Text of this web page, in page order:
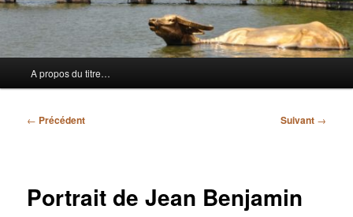
principal
A propos du titre…
Navigation
← Précédent Suivant →
Portrait de Jean Benjamin